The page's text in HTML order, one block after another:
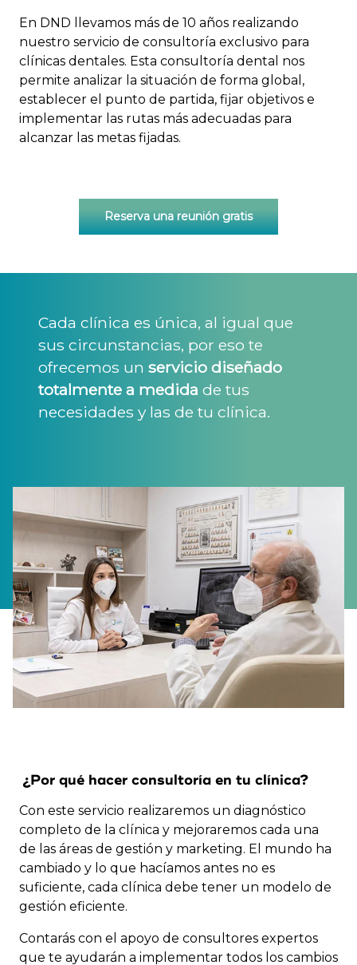
En DND llevamos más de 10 años realizando
nuestro servicio de consultoría exclusivo para
clínicas dentales. Esta consultoría dental nos
permite analizar la situación de forma global,
establecer el punto de partida, fijar objetivos e
implementar las rutas más adecuadas para
alcanzar las metas fijadas.
Reserva una reunión gratis
Cada clínica es única, al igual que
sus circunstancias, por eso te
ofrecemos un servicio diseñado
totalmente a medida de tus
necesidades y las de tu clínica.
¿Por qué hacer consultoría en tu clínica?
Con este servicio realizaremos un diagnóstico
completo de la clínica y mejoraremos cada una
de las áreas de gestión y marketing. El mundo ha
cambiado y lo que hacíamos antes no es
suficiente, cada clínica debe tener un modelo de
gestión eficiente.
Contarás con el apoyo de consultores expertos
que te ayudarán a implementar todos los cambios